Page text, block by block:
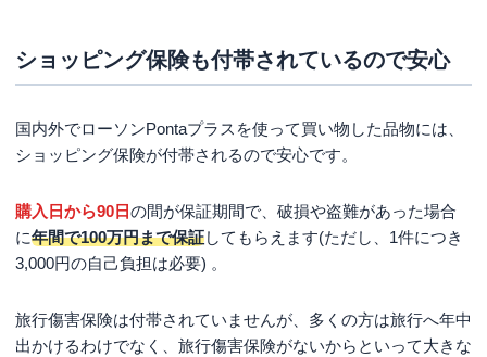
ショッピング保険も付帯されているので安心
国内外でローソンPontaプラスを使って買い物した品物には、
ショッピング保険が付帯されるので安心です。
購入日から90日の間が保証期間で、破損や盗難があった場合
に年間で100万円まで保証してもらえます(ただし、1件につき
3,000円の自己負担は必要) 。
旅行傷害保険は付帯されていませんが、多くの方は旅行へ年中
出かけるわけでなく、旅行傷害保険がないからといって大きな